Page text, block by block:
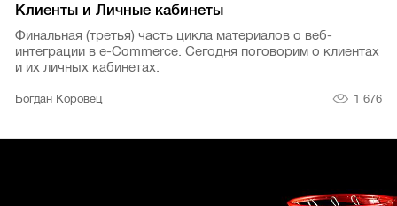
Клиенты и Личные кабинеты
Финальная (третья) часть цикла материалов о веб-
интеграции в e-Commerce. Сегодня поговорим о клиентах
и их личных кабинетах.
Богдан Коровец 1 676